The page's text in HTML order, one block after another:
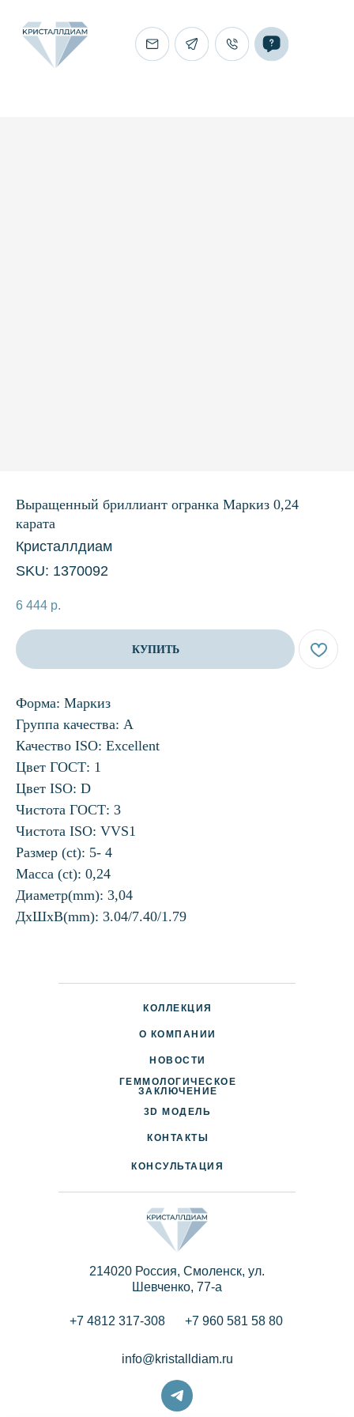
Выращенный бриллиант огранка Маркиз 0,24
карата
Кристаллдиам
SKU: 1370092
6 444 р.
КУПИТЬ
Форма: Маркиз
Группа качества: А
Качество ISO: Excellent
Цвет ГОСТ: 1
Цвет ISO: D
Чистота ГОСТ: 3
Чистота ISO: VVS1
Размер (ct): 5- 4
Масса (ct): 0,24
Диаметр(mm): 3,04
ДхШхВ(mm): 3.04/7.40/1.79
info@kristalldiam.ru
214020 Россия, Смоленск, ул.
Шевченко, 77-a
+7 4812 317-308 +7 960 581 58 80
КОНТАКТЫ
КОЛЛЕКЦИЯ
НОВОСТИ
О КОМПАНИИ
ДОСТАВКА И ОПЛАТА
ПАРТНЕРАМ
3D МОДЕЛЬ
КОНСУЛЬТАЦИЯ
ГЕММОЛОГИЧЕСКОЕ
ЗАКЛЮЧЕНИЕ